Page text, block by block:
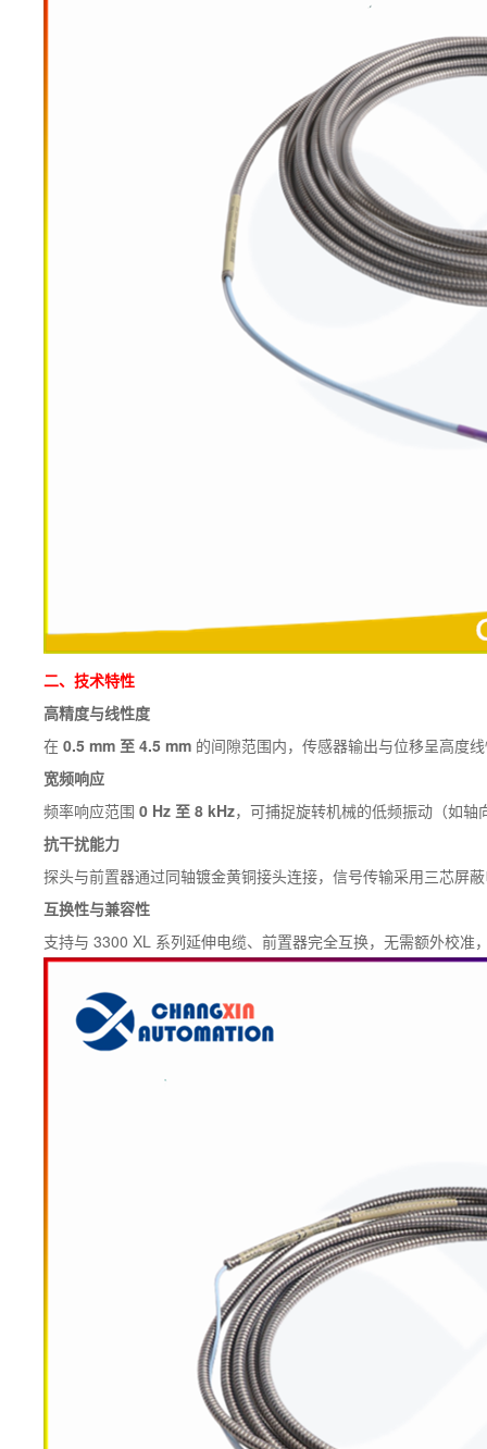
二、技术特性
高精度与线性度
在 0.5 mm 至 4.5 mm 的间隙范围内，传感器输出与位移呈高度
宽频响应
频率响应范围 0 Hz 至 8 kHz，可捕捉旋转机械的低频振动（如
抗干扰能力
探头与前置器通过同轴镀金黄铜接头连接，信号传输采用三芯屏
互换性与兼容性
支持与 3300 XL 系列延伸电缆、前置器完全互换，无需额外校准